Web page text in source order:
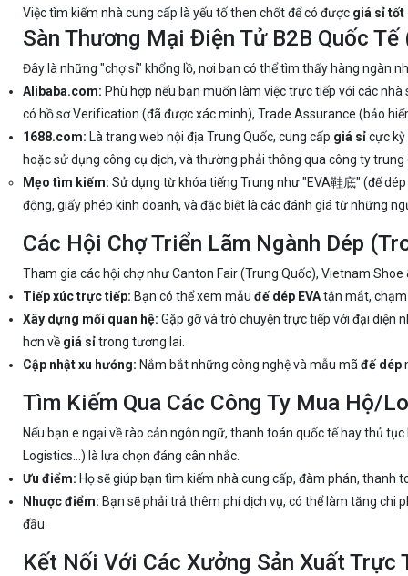
Việc tìm kiếm nhà cung cấp là yếu tố then chốt để có được giá sỉ tốt
Sàn Thương Mại Điện Tử B2B Quốc
Đây là những "chợ sỉ" khổng lồ, nơi bạn có thể tìm thấy hàng ngàn
Alibaba.com: Phù hợp nếu bạn muốn làm việc trực tiếp với các
có hồ sơ Verification (đã được xác minh), Trade Assurance (bảo
1688.com: Là trang web nội địa Trung Quốc, cung cấp giá sỉcực kỳ
hoặc sử dụng công cụ dịch, và thường phải thông qua công ty
Mẹo tìm kiếm: Sử dụng từ khóa tiếng Trung như "EVA鞋底" (đế
động, giấy phép kinh doanh, và đặc biệt là các đánh giá từ những
Các Hội Chợ Triển Lãm Ngành Dép
Tham gia các hội chợ như Canton Fair (Trung Quốc), Vietnam
Tiếp xúc trực tiếp: Bạn có thể xem mẫu đế dép EVAtận mắt, chạm
Xây dựng mối quan hệ: Gặp gỡ và trò chuyện trực tiếp với đại diện
hơn về giá sỉtrong tương lai.
Cập nhật xu hướng: Nắm bắt những công nghệ và mẫu mã đế dép
Tìm Kiếm Qua Các Công Ty Mua Hộ/
Nếu bạn e ngại về rào cản ngôn ngữ, thanh toán quốc tế hay thủ
Logistics...) là lựa chọn đáng cân nhắc.
Ưu điểm: Họ sẽ giúp bạn tìm kiếm nhà cung cấp, đàm phán, thanh
Nhược điểm: Bạn sẽ phải trả thêm phí dịch vụ, có thể làm tăng chi
đầu.
Kết Nối Với Các Xưởng Sản Xuất Trực